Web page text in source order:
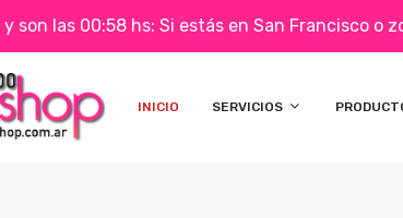
y son las 00:58 hs: Si estás en San Francisco o
INICIO SERVICIOS